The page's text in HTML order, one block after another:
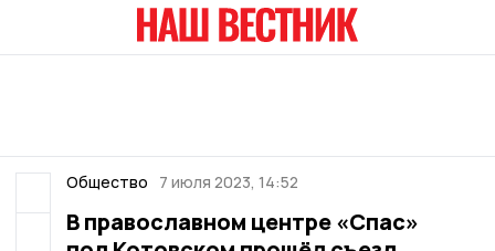
Общество 7 июля 2023, 14:52
В православном центре «Спас»